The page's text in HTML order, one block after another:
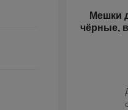
Мешки
чёрные,